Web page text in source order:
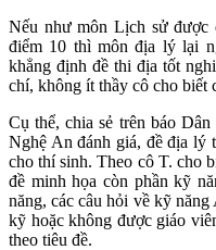
Nếu như môn Lịch sử được
điểm 10 thì môn địa lý lại
khẳng định đề thi địa tốt
chí, không ít thầy cô cho biết
Cụ thể, chia sẻ trên báo
Nghệ An đánh giá, đề địa lý
cho thí sinh. Theo cô T. cho
đề minh họa còn phần kỹ
năng, các câu hỏi về kỹ
kỹ hoặc không được giáo
theo tiêu đề.